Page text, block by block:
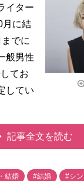
イター
月に結
でに
般男性
てお
してい
記事全文を読む
結婚 #結婚 #シ